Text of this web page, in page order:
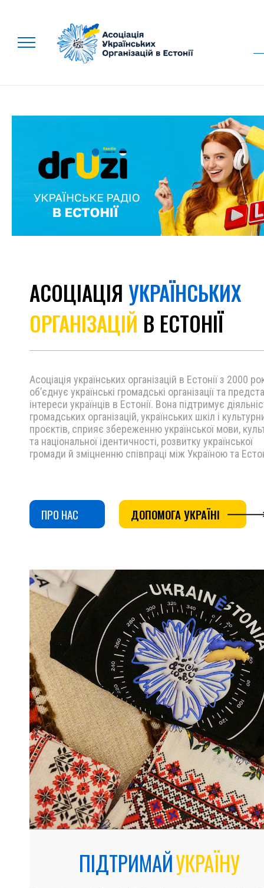
АСОЦІАЦІЯ УКРАЇНСЬКИХ
ОРГАНІЗАЦІЙ В ЕСТОНІЇ
Асоціація українських організацій в Естонії з 2000
об’єднує українські громадські організації та
інтереси українців в Естонії. Вона підтримує
громадських організацій, українських шкіл і
проєктів, сприяє збереженню української мови,
та національної ідентичності, розвитку української
громади й зміцненню співпраці між Україною та
ПРО НАС ДОПОМОГА УКРАЇНІ
ПІДТРИМАЙУКРАЇНУ